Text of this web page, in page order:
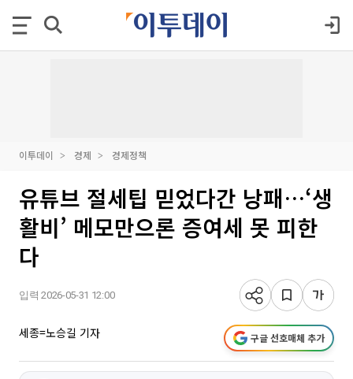
이투데이 경제 경제정책
유튜브 절세팁 믿었다간 낭패…‘생
활비’ 메모만으론 증여세 못 피한
다
입력 2026-05-31 12:00
세종=노승길 기자 구글 선호매체 추가